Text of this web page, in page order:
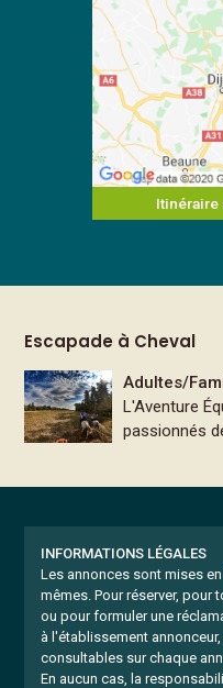
Itinéraire
Escapade à Cheval
Adultes/
L'Aventure
passionnés
INFORMATIONS LÉGALES
Les annonces sont mises
mêmes. Pour réserver, pour
ou pour formuler une
à l'établissement
consultables sur chaque
En aucun cas, la